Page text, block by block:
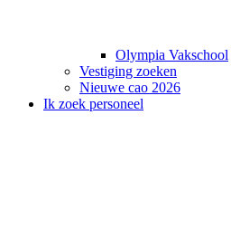
Olympia Vakschool
Vestiging zoeken
Nieuwe cao 2026
Ik zoek personeel